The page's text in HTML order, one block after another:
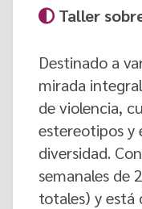
Taller
Destinado a
mirada
de violencia,
estereotipos y
diversidad.
semanales de
totales) y está